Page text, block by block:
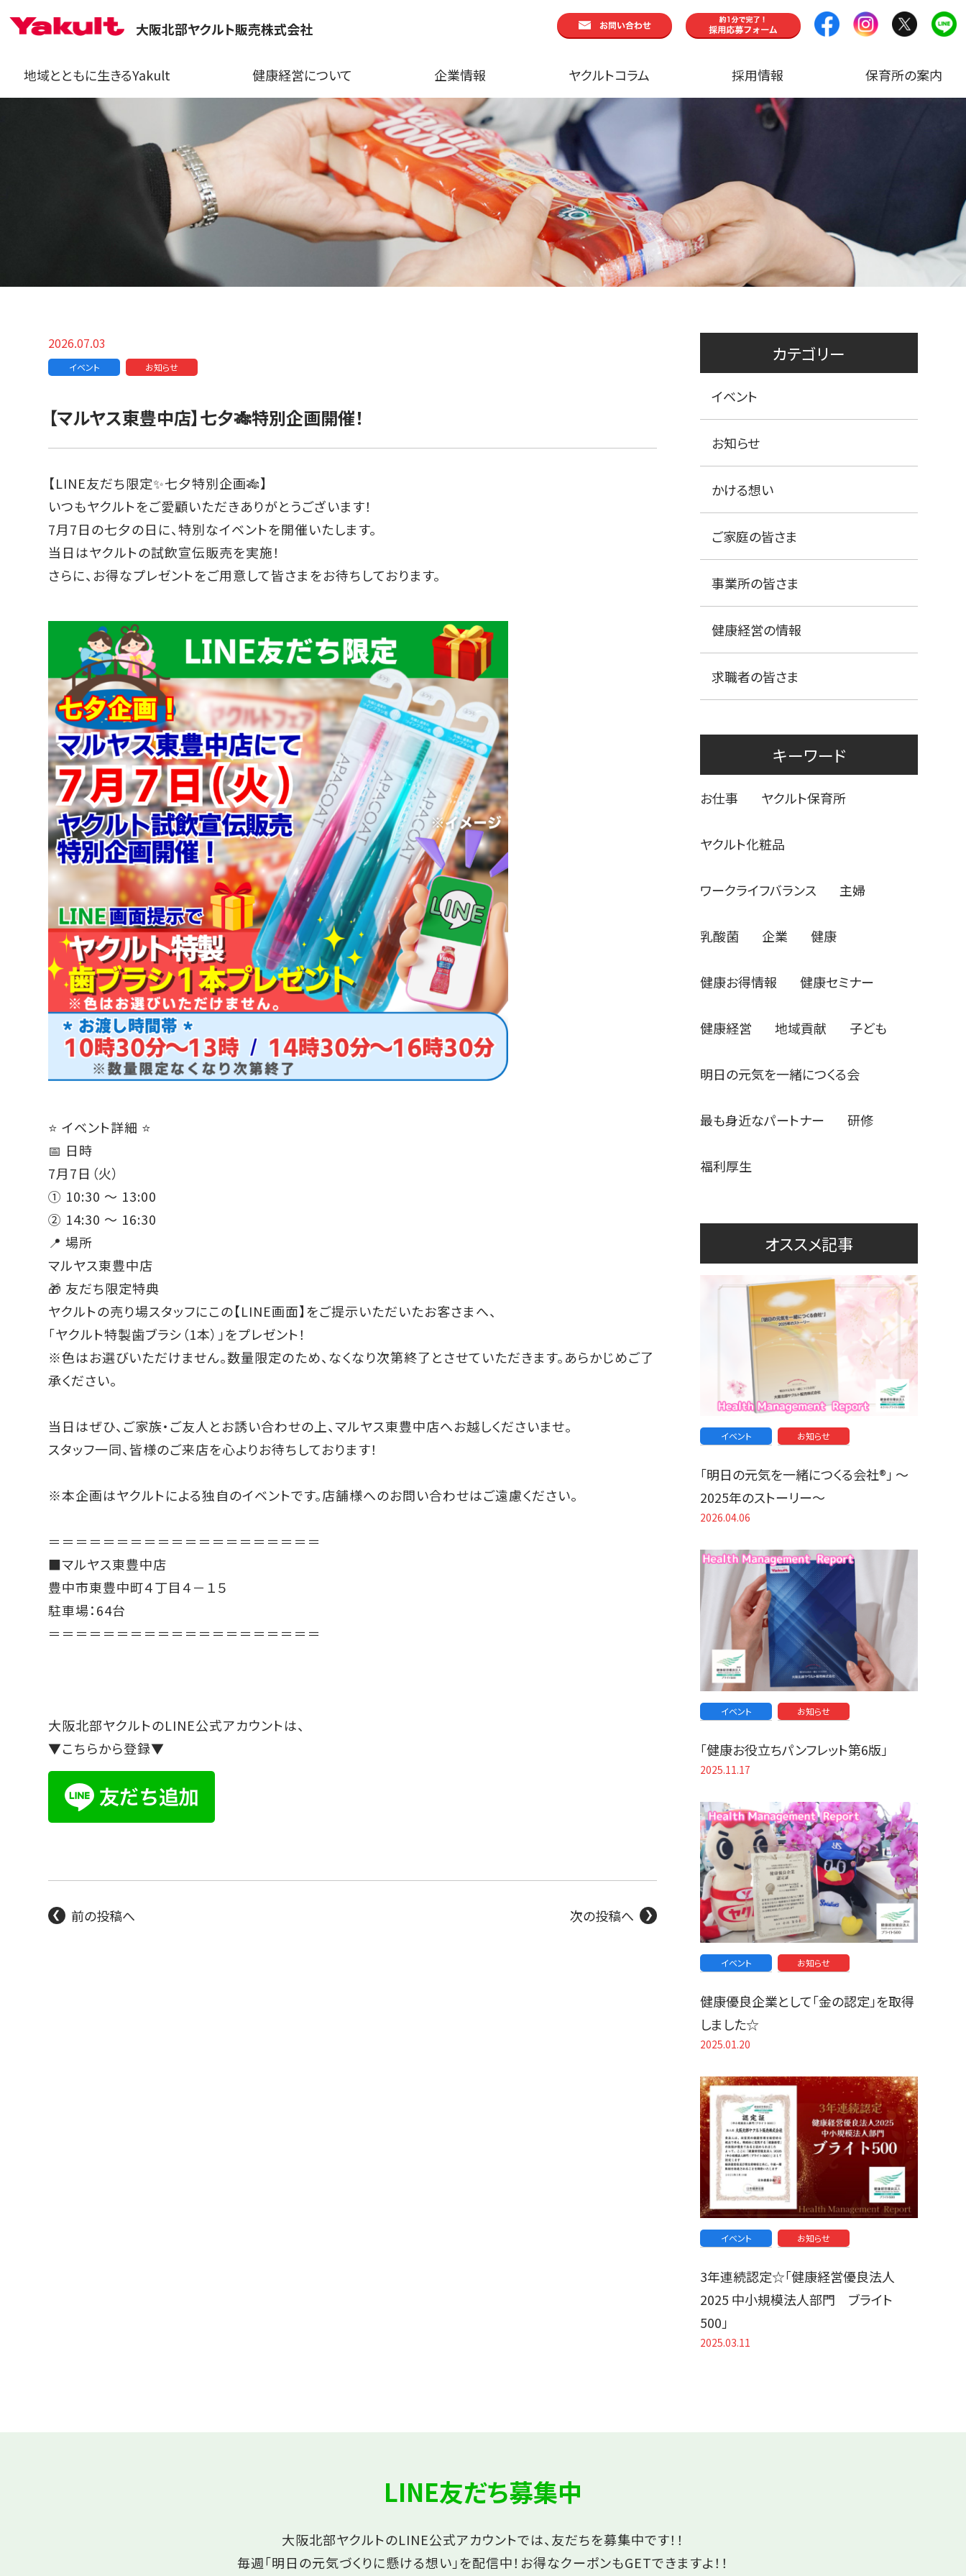
大阪北部ヤクルト販売株式会社
地域とともに生きるYakult 健康経営について 企業情報 ヤクルトコラム 採用情報 保育所の案内
2026.07.03
イベント お知らせ
【マルヤス東豊中店】七夕🎋特別企画開催！
【LINE友だち限定✨七夕特別企画🎋】
いつもヤクルトをご愛顧いただきありがとうございます！
7月7日の七夕の日に、特別なイベントを開催いたします。
当日はヤクルトの試飲宣伝販売を実施！
さらに、お得なプレゼントをご用意して皆さまをお待ちしております。
⭐️ イベント詳細 ⭐️
📅 日時
7月7日（火）
① 10:30 ～ 13:00
② 14:30 ～ 16:30
📍 場所
マルヤス東豊中店
🎁 友だち限定特典
ヤクルトの売り場スタッフにこの【LINE画面】をご提示いただいたお客さまへ、
「ヤクルト特製歯ブラシ（1本）」をプレゼント！
※色はお選びいただけません。数量限定のため、なくなり次第終了とさせていただきます。あらかじめご了
承ください。
当日はぜひ、ご家族・ご友人とお誘い合わせの上、マルヤス東豊中店へお越しくださいませ。
スタッフ一同、皆様のご来店を心よりお待ちしております！
※本企画はヤクルトによる独自のイベントです。店舗様へのお問い合わせはご遠慮ください。
＝＝＝＝＝＝＝＝＝＝＝＝＝＝＝＝＝＝＝＝
■マルヤス東豊中店
豊中市東豊中町４丁目４－１５
駐車場：64台
＝＝＝＝＝＝＝＝＝＝＝＝＝＝＝＝＝＝＝＝
大阪北部ヤクルトのLINE公式アカウントは、
▼こちらから登録▼
前の投稿へ 次の投稿へ
カテゴリー
イベント
お知らせ
かける想い
ご家庭の皆さま
事業所の皆さま
健康経営の情報
求職者の皆さま
キーワード
お仕事 ヤクルト保育所
ヤクルト化粧品
ワークライフバランス 主婦
乳酸菌 企業 健康
健康お得情報 健康セミナー
健康経営 地域貢献 子ども
明日の元気を一緒につくる会
最も身近なパートナー 研修
福利厚生
オススメ記事
イベント お知らせ
「明日の元気を一緒につくる会社®」 〜
2025年のストーリー〜
2026.04.06
イベント お知らせ
「健康お役立ちパンフレット第6版」
2025.11.17
イベント お知らせ
健康優良企業として「金の認定」を取得
しました☆
2025.01.20
イベント お知らせ
3年連続認定☆「健康経営優良法人
2025 中小規模法人部門 ブライト
500」
2025.03.11
LINE友だち募集中
大阪北部ヤクルトのLINE公式アカウントでは、友だちを募集中です！！
毎週「明日の元気づくりに懸ける想い」を配信中！ お得なクーポンもGETできますよ！！